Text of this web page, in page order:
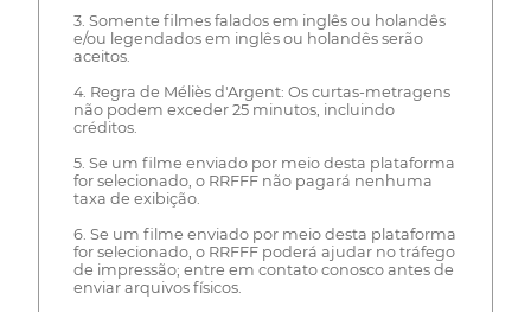
3. Somente filmes falados em inglês ou holandês
e/ou legendados em inglês ou holandês serão
aceitos.
4. Regra de Méliès d'Argent: Os curtas-metragens
não podem exceder 25 minutos, incluindo
créditos.
5. Se um filme enviado por meio desta plataforma
for selecionado, o RRFFF não pagará nenhuma
taxa de exibição.
6. Se um filme enviado por meio desta plataforma
for selecionado, o RRFFF poderá ajudar no tráfego
de impressão; entre em contato conosco antes de
enviar arquivos físicos.